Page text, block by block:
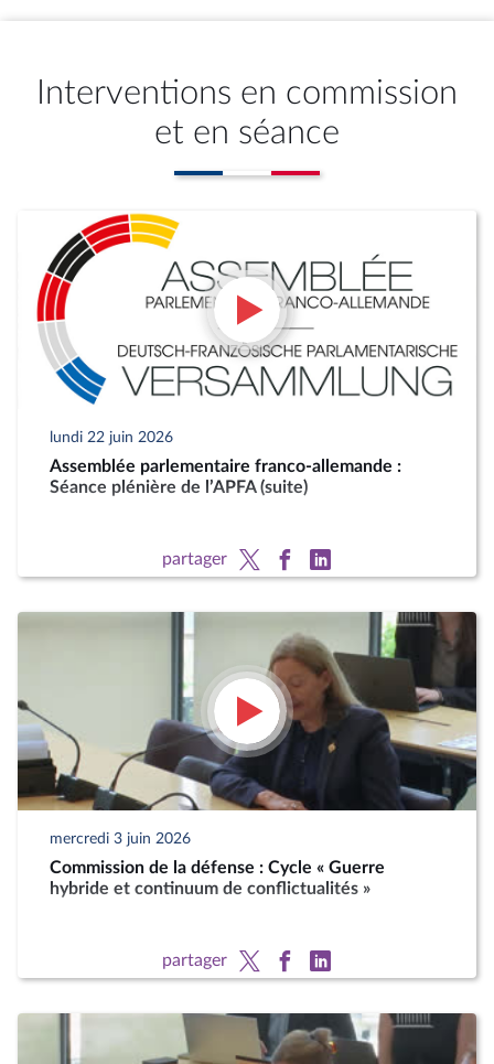
Interventions en commission
et en séance
lundi 22 juin 2026
Assemblée parlementaire franco-allemande :
Séance plénière de l’APFA (suite)
partager
mercredi 3 juin 2026
Commission de la défense : Cycle « Guerre
hybride et continuum de conflictualités »
partager